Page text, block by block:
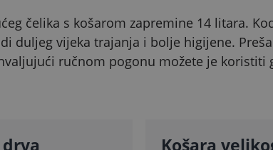
čelika s košarom zapremine 14 litara.
duljeg vijeka trajanja i bolje higijene.
ručnom pogonu možete je koristiti
Košara